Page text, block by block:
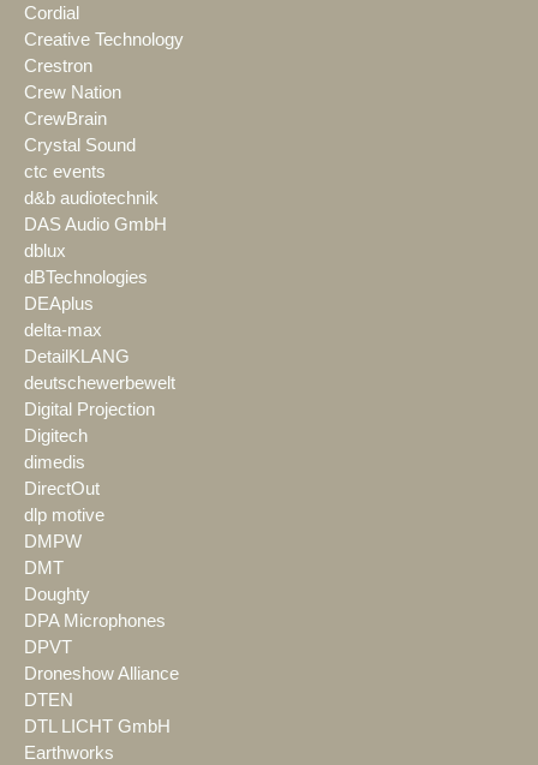
Cordial
Creative Technology
Crestron
Crew Nation
CrewBrain
Crystal Sound
ctc events
d&b audiotechnik
DAS Audio GmbH
dblux
dBTechnologies
DEAplus
delta-max
DetailKLANG
deutschewerbewelt
Digital Projection
Digitech
dimedis
DirectOut
dlp motive
DMPW
DMT
Doughty
DPA Microphones
DPVT
Droneshow Alliance
DTEN
DTL LICHT GmbH
Earthworks